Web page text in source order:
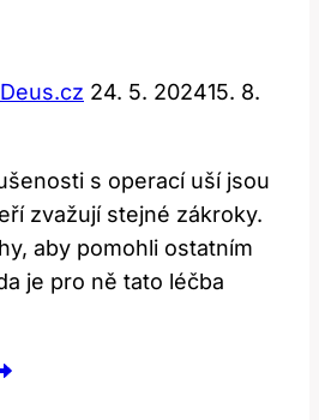
24. 5. 202415. 8.
s operací uší jsou
zvažují stejné zákroky.
aby pomohli ostatním
je pro ně tato léčba